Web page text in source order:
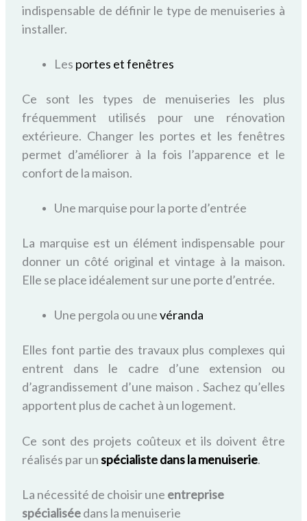
indispensable de définir le type de menuiseries à
installer.
Les portes et fenêtres
Ce sont les types de menuiseries les plus
fréquemment utilisés pour une rénovation
extérieure. Changer les portes et les fenêtres
permet d’améliorer à la fois l’apparence et le
confort de la maison.
Une marquise pour la porte d’entrée
La marquise est un élément indispensable pour
donner un côté original et vintage à la maison.
Elle se place idéalement sur une porte d’entrée.
Une pergola ou unevéranda
Elles font partie des travaux plus complexes qui
entrent dans le cadre d’une extension ou
d’agrandissement d’une maison . Sachez qu’elles
apportent plus de cachet à un logement.
Ce sont des projets coûteux etils doivent être
réalisés par unspécialistedansla menuiserie.
La nécessité de choisir une entreprise
spécialiséedans la menuiserie